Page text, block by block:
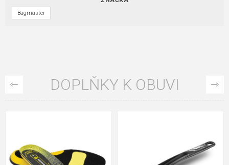
Bagmaster
DOPLŇKY K OBUVI